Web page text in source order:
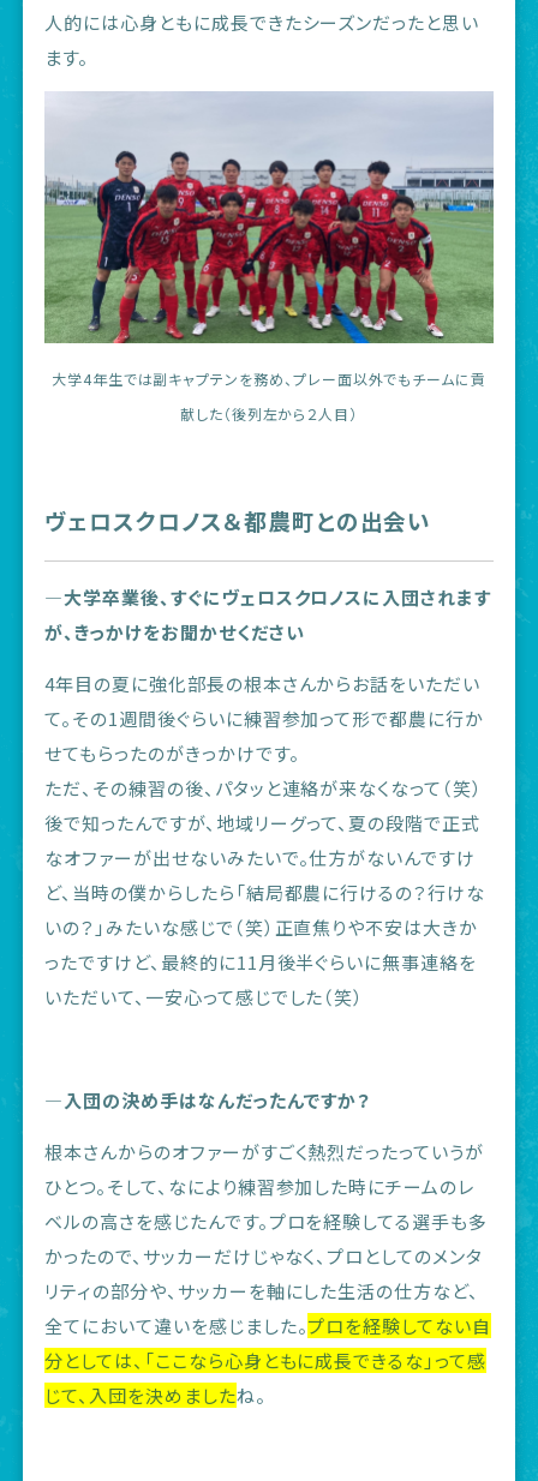
人的には心身ともに成長できたシーズンだったと思い
ます。
大学4年生では副キャプテンを務め、プレー面以外でもチームに貢
献した（後列左から２人目）
ヴェロスクロノス＆都農町との出会い
―大学卒業後、すぐにヴェロスクロノスに入団されます
が、きっかけをお聞かせください
4年目の夏に強化部長の根本さんからお話をいただい
て。その1週間後ぐらいに練習参加って形で都農に行か
せてもらったのがきっかけです。
ただ、その練習の後、パタッと連絡が来なくなって（笑）
後で知ったんですが、地域リーグって、夏の段階で正式
なオファーが出せないみたいで。仕方がないんですけ
ど、当時の僕からしたら「結局都農に行けるの？行けな
いの？」みたいな感じで（笑）正直焦りや不安は大きか
ったですけど、最終的に11月後半ぐらいに無事連絡を
いただいて、一安心って感じでした（笑）
―入団の決め手はなんだったんですか？
根本さんからのオファーがすごく熱烈だったっていうが
ひとつ。そして、なにより練習参加した時にチームのレ
ベルの高さを感じたんです。プロを経験してる選手も多
かったので、サッカーだけじゃなく、プロとしてのメンタ
リティの部分や、サッカーを軸にした生活の仕方など、
全てにおいて違いを感じました。プロを経験してない自
分としては、「ここなら心身ともに成長できるな」って感
じて、入団を決めましたね。